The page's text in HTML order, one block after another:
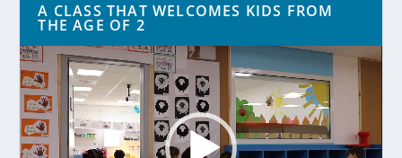
A CLASS THAT WELCOMES KIDS FROM
THE AGE OF 2
Lecteur
vidéo